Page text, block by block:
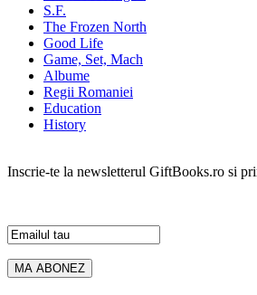
S.F.
The Frozen North
Good Life
Game, Set, Mach
Albume
Regii Romaniei
Education
History
Inscrie-te la newsletterul GiftBooks.ro si